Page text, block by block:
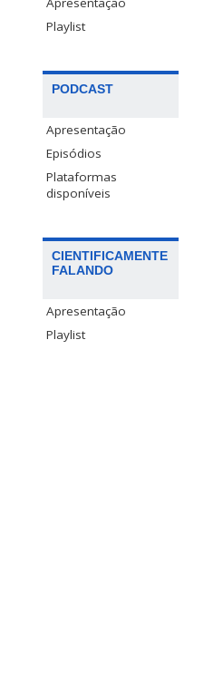
Playlist
PODCAST
Apresentação
Episódios
Plataformas
disponíveis
CIENTIFICAMENTE
FALANDO
Apresentação
Playlist